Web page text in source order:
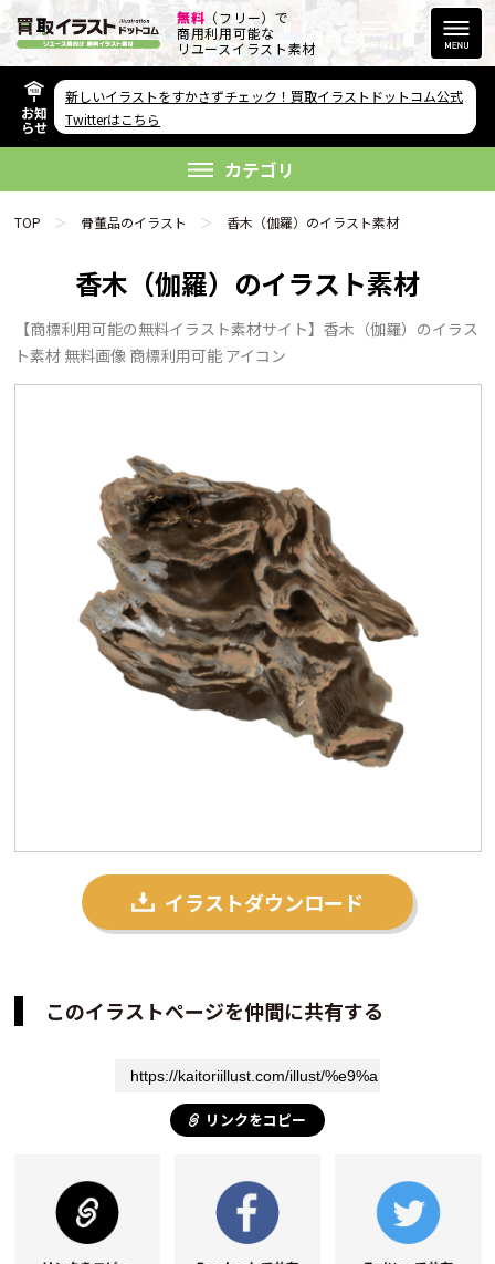
無料 （フリー）で
商用利用可能な
リユースイラスト素材
欲しい素材が無い方へ
リンクをコピー
プライバシーポリシー
私たちについて
お問い合わせ
お知
らせ
新しいイラストをすかさずチェック！買取イラストドットコム公式
Twitterはこちら
カテゴリ
TOP 骨董品のイラスト 香木（伽羅）のイラスト素材
香木（伽羅）のイラスト素材
【商標利用可能の無料イラスト素材サイト】香木（伽羅）のイラス
ト素材 無料画像 商標利用可能 アイコン
イラストダウンロード
このイラストページを仲間に共有する
リンクをコピー